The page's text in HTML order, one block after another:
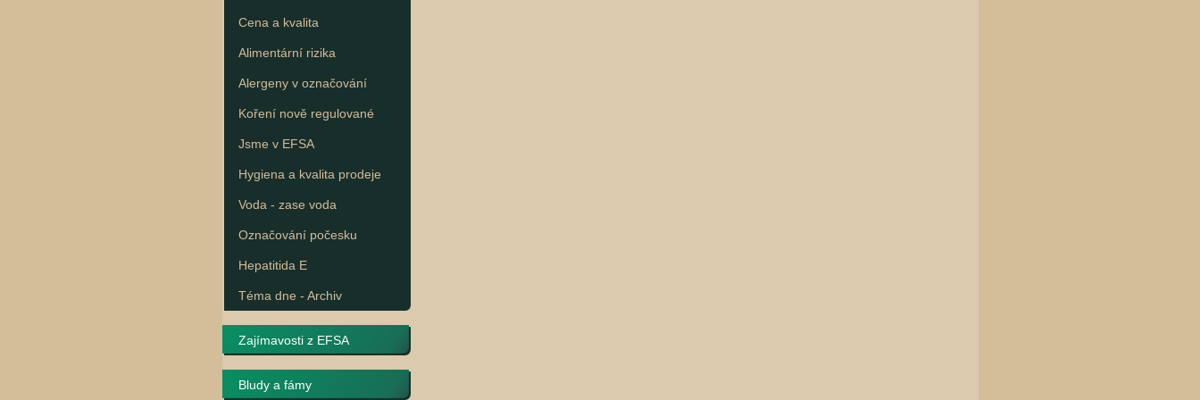
Cena a kvalita
Alimentární rizika
Alergeny v označování
Koření nově regulované
Jsme v EFSA
Hygiena a kvalita prodeje
Voda - zase voda
Označování počesku
Hepatitida E
Téma dne - Archiv
Zajímavosti z EFSA
Bludy a fámy